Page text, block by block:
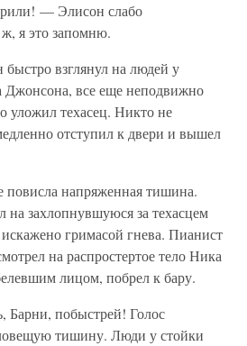
— Элисон слабо
я это запомню.
взглянул на людей у
Джонсона, все еще неподвижно
уложил техасец. Никто не
отступил к двери и вышел
повисла напряженная тишина.
на захлопнувшуюся за техасцем
гримасой гнева. Пианист
на распростертое тело Ника
лицом, побрел к бару.
побыстрей! Голос
тишину. Люди у стойки